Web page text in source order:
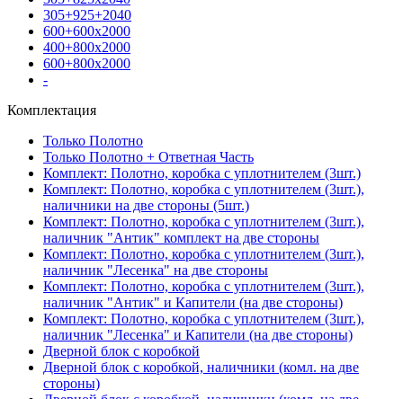
305+925+2040
600+600х2000
400+800х2000
600+800х2000
-
Комплектация
Только Полотно
Только Полотно + Ответная Часть
Комплект: Полотно, коробка с уплотнителем (3шт.)
Комплект: Полотно, коробка с уплотнителем (3шт.),
наличники на две стороны (5шт.)
Комплект: Полотно, коробка с уплотнителем (3шт.),
наличник "Антик" комплект на две стороны
Комплект: Полотно, коробка с уплотнителем (3шт.),
наличник "Лесенка" на две стороны
Комплект: Полотно, коробка с уплотнителем (3шт.),
наличник "Антик" и Капители (на две стороны)
Комплект: Полотно, коробка с уплотнителем (3шт.),
наличник "Лесенка" и Капители (на две стороны)
Дверной блок с коробкой
Дверной блок с коробкой, наличники (комл. на две
стороны)